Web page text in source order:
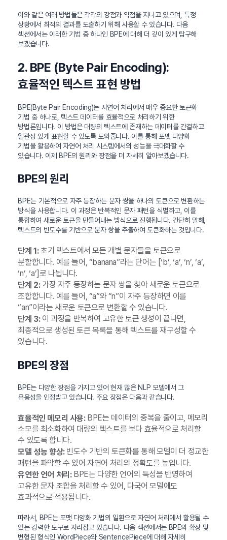
이와 같은 여러 방법들은 각각의 강점과 약점을 지니고 있으며, 특정
상황에서 최적의 결과를 도출하기 위해 사용할 수 있습니다. 다음
섹션에서는 이러한 기법 중 하나인 BPE에 대해 더 깊이 있게 탐구해
보겠습니다.
2. BPE (Byte Pair Encoding):
효율적인 텍스트 표현 방법
BPE(Byte Pair Encoding)는 자연어 처리에서 매우 중요한 토큰화
기법 중 하나로, 텍스트 데이터를 효율적으로 처리하기 위한
방법론입니다. 이 방법은 대량의 텍스트에 존재하는 데이터를 간결하고
일관성 있게 표현할 수 있도록 도와줍니다. 이를 통해 포맷 다양화
기법을 활용하여 자연어 처리 시스템에서의 성능을 극대화할 수
있습니다. 이제 BPE의 원리와 장점을 더 자세히 알아보겠습니다.
BPE의 원리
BPE는 기본적으로 자주 등장하는 문자 쌍을 하나의 토큰으로 변환하는
방식을 사용합니다. 이 과정은 반복적인 문자 패턴을 식별하고, 이를
통합하여 새로운 토큰을 만들어내는 방식으로 진행됩니다. 간단히 말해,
텍스트의 빈도수를 기반으로 문자 쌍을 추출하여 토큰화하는 것입니다.
단계 1:초기 텍스트에서 모든 개별 문자들을 토큰으로
분할합니다. 예를 들어, “banana”라는 단어는 [‘b’, ‘a’, ‘n’, ‘a’,
‘n’, ‘a’]로 나뉩니다.
단계 2:가장 자주 등장하는 문자 쌍을 찾아 새로운 토큰으로
조합합니다. 예를 들어, “a”와 “n”이 자주 등장하면 이를
“an”이라는 새로운 토큰으로 변환할 수 있습니다.
단계 3:이 과정을 반복하여 고유한 토큰 생성이 끝나면,
최종적으로 생성된 토큰 목록을 통해 텍스트를 재구성할 수
있습니다.
BPE의 장점
BPE는 다양한 장점을 가지고 있어 현재 많은 NLP 모델에서 그
유용성을 인정받고 있습니다. 주요 장점은 다음과 같습니다.
효율적인 메모리 사용:BPE는 데이터의 중복을 줄이고, 메모리
소모를 최소화하여 대량의 텍스트를 보다 효율적으로 처리할
수 있도록 합니다.
모델 성능 향상:빈도수 기반의 토큰화를 통해 모델이 더 정교한
패턴을 파악할 수 있어 자연어 처리의 정확도를 높입니다.
유연한 언어 처리:BPE는 다양한 언어의 특성을 반영하여
고유한 문자 조합을 처리할 수 있어, 다국어 모델에도
효과적으로 적용됩니다.
따라서, BPE는 포맷 다양화 기법의 일환으로 자연어 처리에서 활용될 수
있는 강력한 도구로 자리잡고 있습니다. 다음 섹션에서는 BPE의 확장 및
변형된 형식인 WordPiece와 SentencePiece에 대해 자세히